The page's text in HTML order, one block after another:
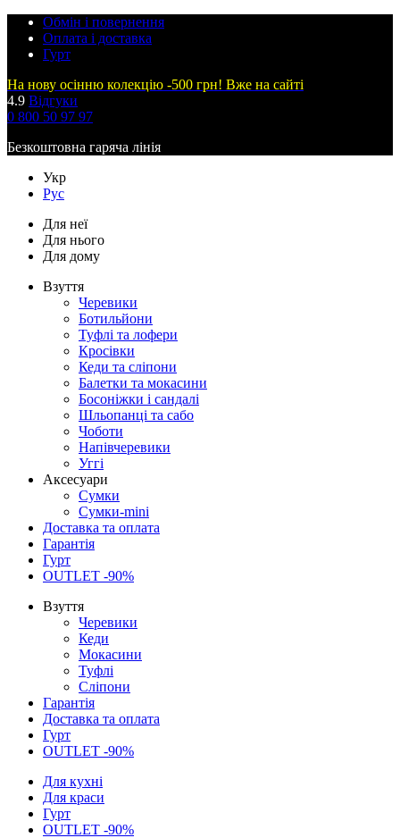
Обмін і повернення
Оплата і доставка
Гурт
На нову осінню колекцію -500 грн! Вже на сайті
4.9 Відгуки
0 800 50 97 97
Безкоштовна гаряча лінія
Укр
Рус
Для неї
Для нього
Для дому
Взуття
Черевики
Ботильйони
Туфлі та лофери
Кросівки
Кеди та сліпони
Балетки та мокасини
Босоніжки і сандалі
Шльопанці та сабо
Чоботи
Напівчеревики
Уггі
Аксесуари
Сумки
Сумки-mini
Доставка та оплата
Гарантія
Гурт
OUTLET -90%
Взуття
Черевики
Кеди
Мокасини
Туфлі
Сліпони
Гарантія
Доставка та оплата
Гурт
OUTLET -90%
Для кухні
Для краси
Гурт
OUTLET -90%